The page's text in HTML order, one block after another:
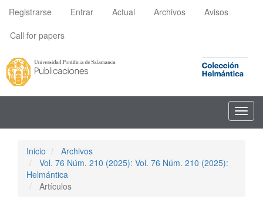
principal
principal
lateral
Registrarse Entrar Actual Archivos
Avisos
Call for papers
Inicio
Archivos
Vol. 76 Núm. 210 (2025): Vol. 76 Núm. 210 (2025):
Helmántica
Artículos